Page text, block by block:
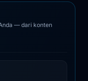
— dari konten